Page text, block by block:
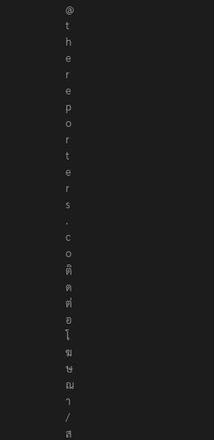
@
t
h
e
r
e
p
o
r
t
e
r
s
.
c
o
ติ
ด
ต่
อ
โ
ฆ
ษ
ณ
า
/
ส